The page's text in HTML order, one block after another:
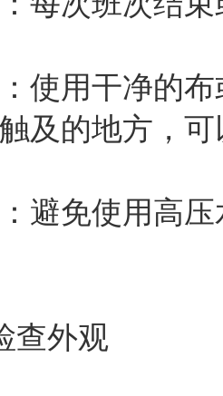
用干净的布
及的地方，
免使用高压
外观